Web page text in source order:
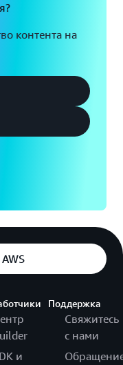
контента на
и
Поддержка
Свяжитесь
с нами